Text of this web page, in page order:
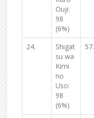
Ouji:
98
(6%)
24.
Shigat
su wa
Kimi
no
Uso:
98
(6%)
57.